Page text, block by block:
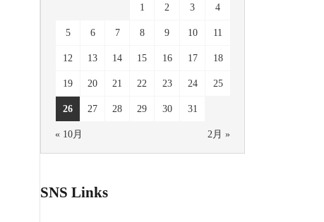
1 2 3 4
5 6 7 8 9 10 11
12 13 14 15 16 17 18
19 20 21 22 23 24 25
26 27 28 29 30 31
« 10月 2月 »
SNS Links